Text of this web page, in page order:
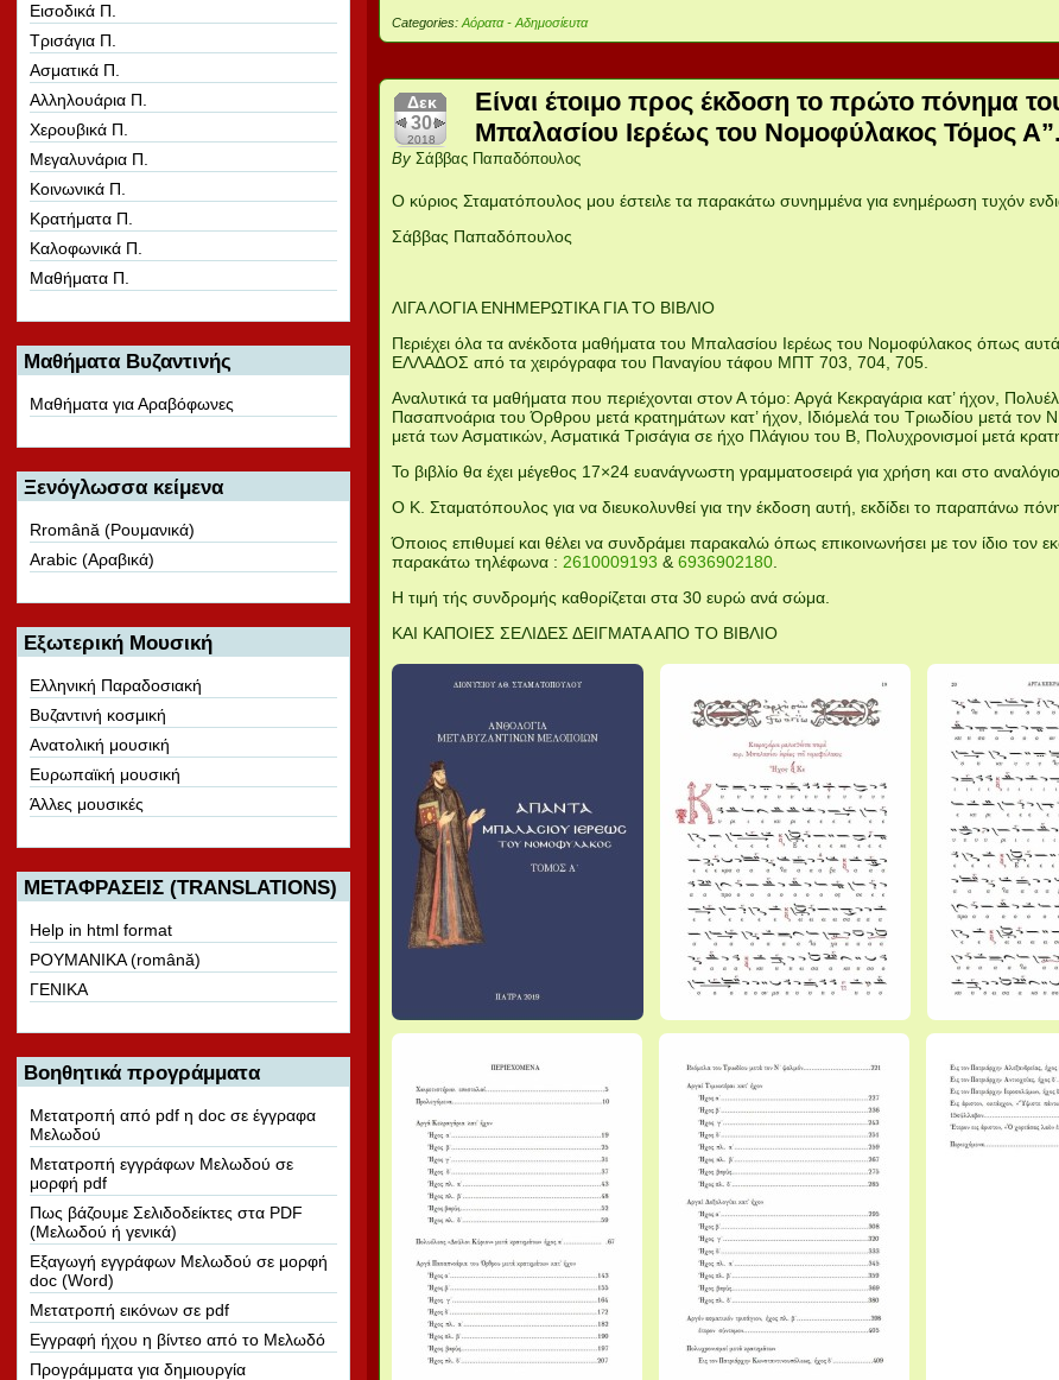
Εισοδικά Π.
Τρισάγια Π.
Ασματικά Π.
Αλληλουάρια Π.
Χερουβικά Π.
Μεγαλυνάρια Π.
Κοινωνικά Π.
Κρατήματα Π.
Καλοφωνικά Π.
Μαθήματα Π.
Μαθήματα Βυζαντινής
Μαθήματα για Αραβόφωνες
Ξενόγλωσσα κείμενα
Rromână (Ρουμανικά)
Arabic (Αραβικά)
Εξωτερική Μουσική
Ελληνική Παραδοσιακή
Βυζαντινή κοσμική
Ανατολική μουσική
Ευρωπαϊκή μουσική
Άλλες μουσικές
ΜΕΤΑΦΡΑΣΕΙΣ (TRANSLATIONS)
Help in html format
ΡΟΥΜΑΝΙΚΑ (română)
ΓΕΝΙΚΑ
Βοηθητικά προγράμματα
Μετατροπή από pdf η doc σε έγγραφα
Μελωδού
Μετατροπή εγγράφων Μελωδού σε
μορφή pdf
Πως βάζουμε Σελιδοδείκτες στα PDF
(Μελωδού ή γενικά)
Εξαγωγή εγγράφων Μελωδού σε μορφή
doc (Word)
Μετατροπή εικόνων σε pdf
Εγγραφή ήχου η βίντεο από το Μελωδό
Προγράμματα για δημιουργία
Categories:Αόρατα - Αδημοσίευτα
Δεκ
30
2018
Είναι έτοιμο προς έκδοση το πρώτο πόνημα
Μπαλασίου Ιερέως του Νομοφύλακος Τόμος Α”.
By Σάββας Παπαδόπουλος
Ο κύριος Σταματόπουλος μου έστειλε τα παρακάτω συνημμένα για ενημέρωση τυχόν
Σάββας Παπαδόπουλος
ΛΙΓΑ ΛΟΓΙΑ ΕΝΗΜΕΡΩΤΙΚΑ ΓΙΑ ΤΟ ΒΙΒΛΙΟ
Περιέχει όλα τα ανέκδοτα μαθήματα του Μπαλασίου Ιερέως του Νομοφύλακος όπως
ΕΛΛΑΔΟΣ από τα χειρόγραφα του Παναγίου τάφου ΜΠΤ 703, 704, 705.
Αναλυτικά τα μαθήματα που περιέχονται στον Α τόμο: Αργά Κεκραγάρια κατ’ ήχον,
Πασαπνοάρια του Όρθρου μετά κρατημάτων κατ’ ήχον, Ιδιόμελά του Τριωδίου μετά τον Ν
μετά των Ασματικών, Ασματικά Τρισάγια σε ήχο Πλάγιου του Β, Πολυχρονισμοί μετά
Το βιβλίο θα έχει μέγεθος 17×24 ευανάγνωστη γραμματοσειρά για χρήση και στο αναλόγιο.
Ο Κ. Σταματόπουλος για να διευκολυνθεί για την έκδοση αυτή, εκδίδει το παραπάνω
Όποιος επιθυμεί και θέλει να συνδράμει παρακαλώ όπως επικοινωνήσει με τον ίδιο
παρακάτω τηλέφωνα : 2610009193 &6936902180
Η τιμή τής συνδρομής καθορίζεται στα 30 ευρώ ανά σώμα.
ΚΑΙ ΚΑΠΟΙΕΣ ΣΕΛΙΔΕΣ ΔΕΙΓΜΑΤΑ ΑΠΟ ΤΟ ΒΙΒΛΙΟ